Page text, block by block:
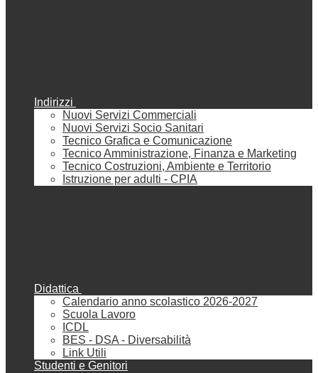
Indirizzi
Nuovi Servizi Commerciali
Nuovi Servizi Socio Sanitari
Tecnico Grafica e Comunicazione
Tecnico Amministrazione, Finanza e Marketing
Tecnico Costruzioni, Ambiente e Territorio
Istruzione per adulti - CPIA
Didattica
Calendario anno scolastico 2026-2027
Scuola Lavoro
ICDL
BES - DSA - Diversabilità
Link Utili
Studenti e Genitori